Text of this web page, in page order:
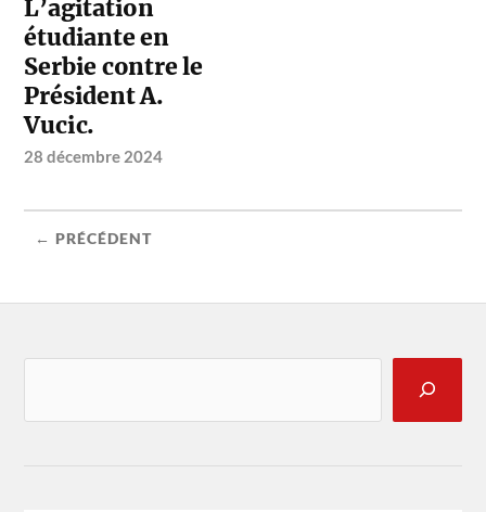
L’agitation
étudiante en
Serbie contre le
Président A.
Vucic.
28 décembre 2024
← PRÉCÉDENT